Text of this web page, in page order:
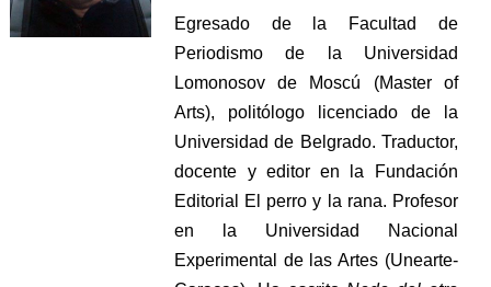
Egresado de la Facultad de
Periodismo de la Universidad
Lomonosov de Moscú (Master of
Arts), politólogo licenciado de la
Universidad de Belgrado. Traductor,
docente y editor en la Fundación
Editorial El perro y la rana. Profesor
en la Universidad Nacional
Experimental de las Artes (Unearte-